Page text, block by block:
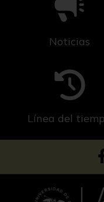
Noticias
Línea del